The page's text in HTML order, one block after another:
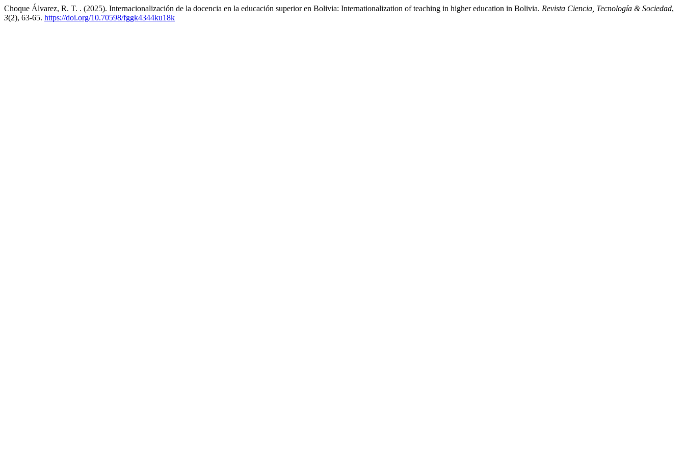
Choque Álvarez, R. T. . (2025). Internacionalización de la docencia en la educación superior en Bolivia: Internationalization of teaching in higher education in Bolivia. Revista Ciencia, Tecnología & Sociedad,
3(2), 63-65. https://doi.org/10.70598/fggk4344ku18k